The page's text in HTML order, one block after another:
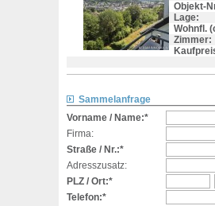
Objekt-
Lage:
Wohnfl.
Zimmer:
Sammelanfrage
Vorname / Name:*
Firma:
Straße / Nr.:*
Adresszusatz:
PLZ / Ort:*
Telefon:*